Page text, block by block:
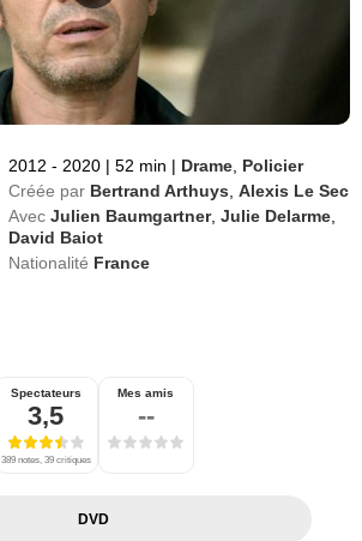
2012 - 2020 | 52 min | Drame Policier
Créée par Bertrand Arthuys ,Alexis Le Sec
Avec Julien Baumgartner,Julie Delarme
David Baiot
Nationalité France
Spectateurs
3,5
389 notes, 39 critiques
Mes amis
--
DVD